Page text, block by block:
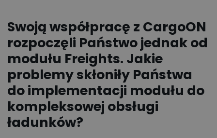
Swoją współpracę z CargoON
rozpoczęli Państwo jednak od
modułu Freights. Jakie
problemy skłoniły Państwa
do implementacji modułu do
kompleksowej obsługi
ładunków?